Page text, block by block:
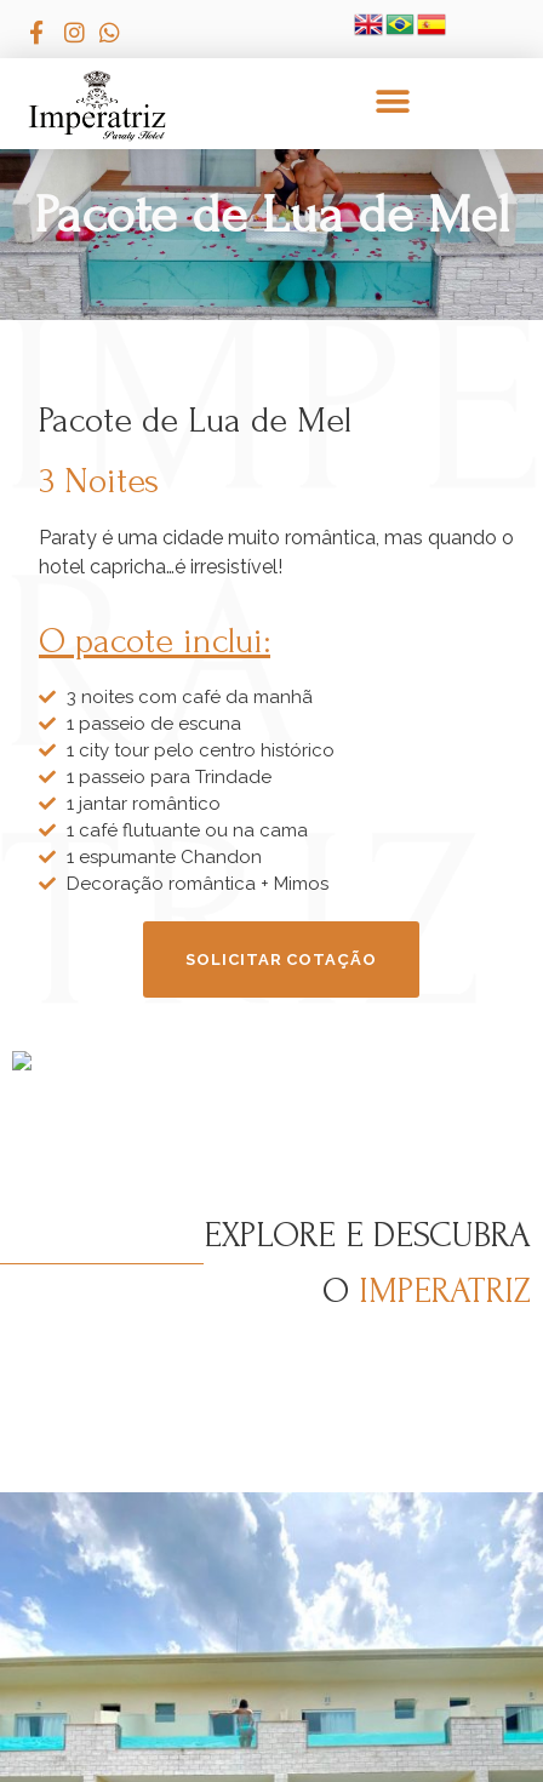
Pacote de Lua de Mel
Pacote de Lua de Mel
3 Noites
Paraty é uma cidade muito romântica, mas quando o
hotel capricha…é irresistível!
O pacote inclui:
3 noites com café da manhã
1 passeio de escuna
1 city tour pelo centro histórico
1 passeio para Trindade
1 jantar romântico
1 café flutuante ou na cama
1 espumante Chandon
Decoração romântica + Mimos
SOLICITAR COTAÇÃO
EXPLORE E DESCUBRA
O IMPERATRIZ